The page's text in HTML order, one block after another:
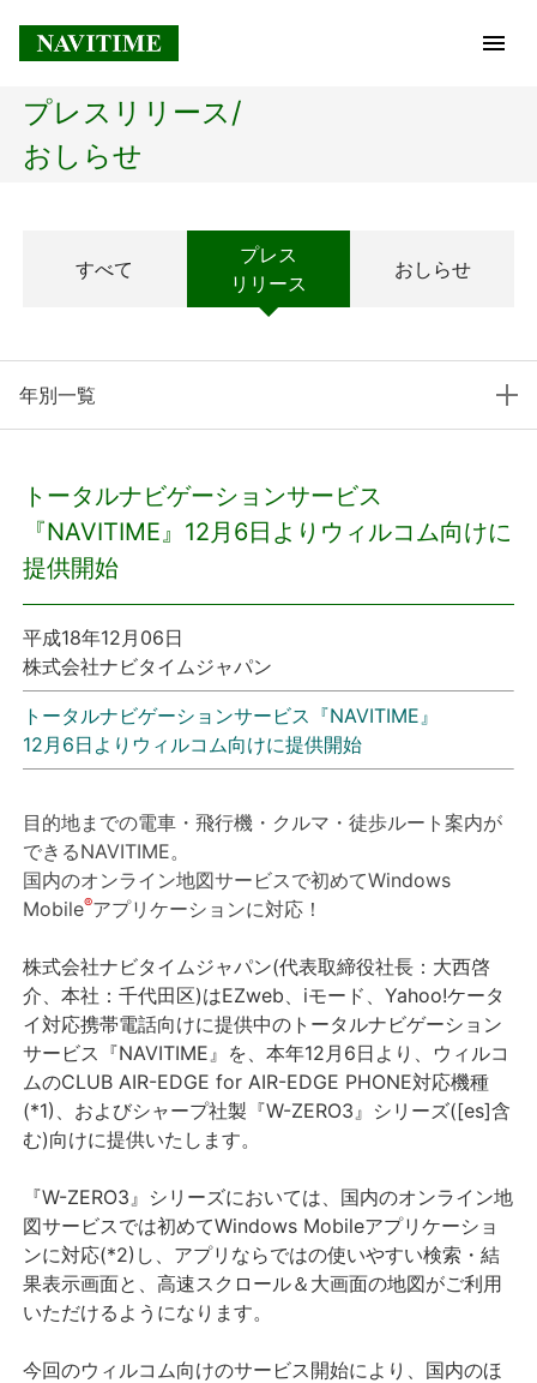
トップページ
経営理念
プレスリリース
おしらせ
サービス
法人向けサービス
採用情報
English
プレスリリース/
おしらせ
すべて
プレス
リリース
おしらせ
年別一覧
トータルナビゲーションサービス
『NAVITIME』12月6日よりウィルコム向けに
提供開始
平成18年12月06日
株式会社ナビタイムジャパン
トータルナビゲーションサービス『NAVITIME』
12月6日よりウィルコム向けに提供開始
目的地までの電車・飛行機・クルマ・徒歩ルート案内が
できるNAVITIME。
国内のオンライン地図サービスで初めてWindows
Mobile®アプリケーションに対応！
株式会社ナビタイムジャパン(代表取締役社長：大西啓
介、本社：千代田区)はEZweb、iモード、Yahoo!ケータ
イ対応携帯電話向けに提供中のトータルナビゲーション
サービス『NAVITIME』を、本年12月6日より、ウィルコ
ムのCLUB AIR-EDGE for AIR-EDGE PHONE対応機種
(*1)、およびシャープ社製『W-ZERO3』シリーズ([es]含
む)向けに提供いたします。
『W-ZERO3』シリーズにおいては、国内のオンライン地
図サービスでは初めてWindows Mobileアプリケーショ
ンに対応(*2)し、アプリならではの使いやすい検索・結
果表示画面と、高速スクロール＆大画面の地図がご利用
いただけるようになります。
今回のウィルコム向けのサービス開始により、国内のほ